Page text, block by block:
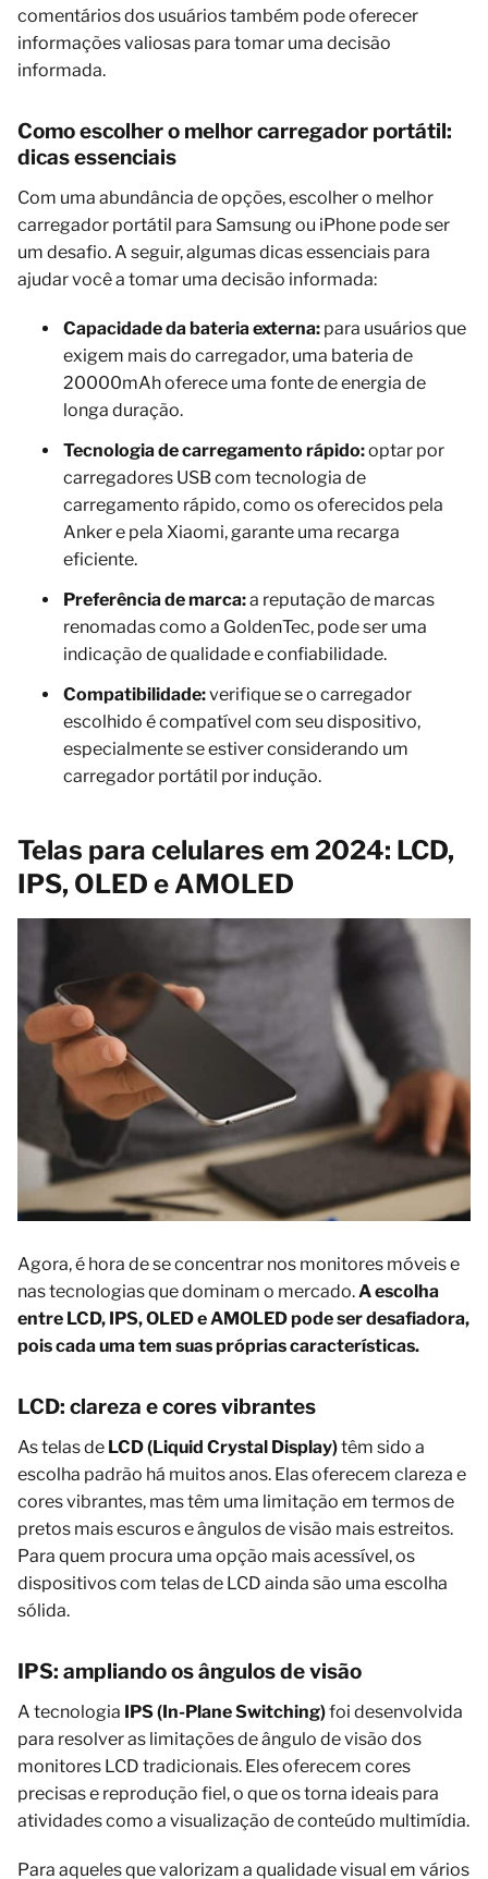
comentários dos usuários também pode oferecer
informações valiosas para tomar uma decisão
informada.
Como escolher o melhor carregador portátil:
dicas essenciais
Com uma abundância de opções, escolher o melhor
carregador portátil para Samsung ou iPhone pode ser
um desafio. A seguir, algumas dicas essenciais para
ajudar você a tomar uma decisão informada:
Capacidade da bateria externa: para usuários que
exigem mais do carregador, uma bateria de
20000mAh oferece uma fonte de energia de
longa duração.
Tecnologia de carregamento rápido:optar por
carregadores USB com tecnologia de
carregamento rápido, como os oferecidos pela
Anker e pela Xiaomi, garante uma recarga
eficiente.
Preferência de marca:a reputação de marcas
renomadas como a GoldenTec, pode ser uma
indicação de qualidade e confiabilidade.
Compatibilidade:verifique se o carregador
escolhido é compatível com seu dispositivo,
especialmente se estiver considerando um
carregador portátil por indução.
Telas para celulares em 2024: LCD,
IPS, OLED e AMOLED
Agora, é hora de se concentrar nos monitores móveis e
nas tecnologias que dominam o mercado.A escolha
entre LCD, IPS, OLED e AMOLED pode ser desafiadora,
pois cada uma tem suas próprias características.
LCD: clareza e cores vibrantes
As telas de LCD (Liquid Crystal Display)têm sido a
escolha padrão há muitos anos. Elas oferecem clareza e
cores vibrantes, mas têm uma limitação em termos de
pretos mais escuros e ângulos de visão mais estreitos.
Para quem procura uma opção mais acessível, os
dispositivos com telas de LCD ainda são uma escolha
sólida.
IPS: ampliando os ângulos de visão
A tecnologia IPS (In-Plane Switching)foi desenvolvida
para resolver as limitações de ângulo de visão dos
monitores LCD tradicionais. Eles oferecem cores
precisas e reprodução fiel, o que os torna ideais para
atividades como a visualização de conteúdo multimídia.
Para aqueles que valorizam a qualidade visual em vários